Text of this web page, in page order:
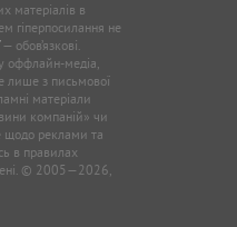
матеріалів в
гіперпосилання не
— обов’язкові.
оффлайн-медіа,
лише з письмової
матеріали
компаній» чи
щодо реклами та
в правилах
© 2005—2026,